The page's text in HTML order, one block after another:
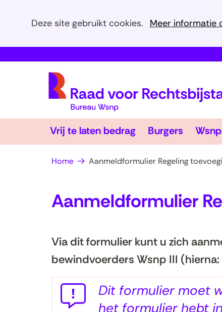
CookiesDeze site gebruikt cookies.
Meer informatie
deze
Vrij te laten bedrag
Vrij
te
laten
bedrag
Uitklappen
Burgers
Burgers
Home Aanmeldformulier Regeling
Aanmeldformulier
Via dit formulier kunt u zich
bewindvoerders Wsnp III
Dit formulier moet
het formulier hebt